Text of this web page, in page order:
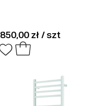
850,00 zł / szt